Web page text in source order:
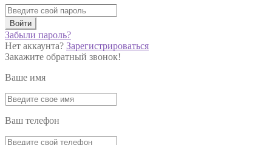
Войти
Забыли пароль?
Нет аккаунта? Зарегистрироваться
Закажите обратный звонок!
Ваше имя
Ваш телефон